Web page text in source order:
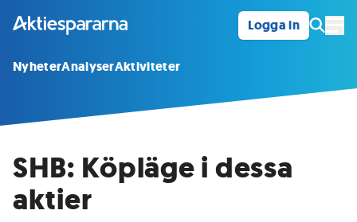
Logga in
NyheterAnalyserAktiviteter
SHB: Köpläge i dessa
aktier